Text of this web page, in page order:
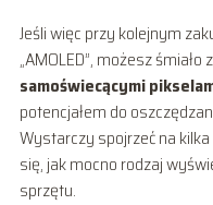
Jeśli więc przy kolejnym
„AMOLED”, możesz
samoświecącymi
potencjałem do
Wystarczy spojrzeć na
się, jak mocno rodzaj
sprzętu.